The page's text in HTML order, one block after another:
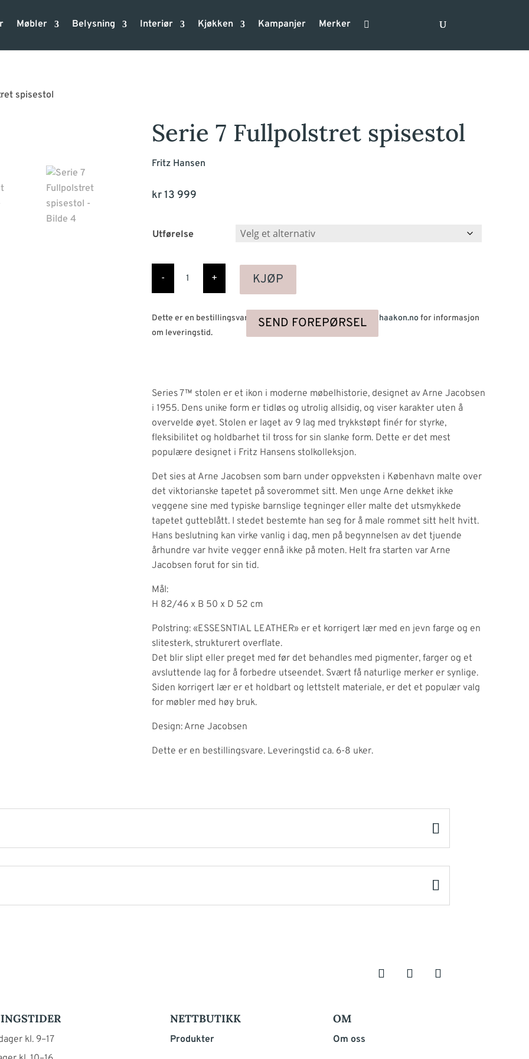
Møbler Belysning Interiør Kjøkken Kampanjer Merker
spisestol
Serie 7 Fullpolstret spisestol
Fritz Hansen
kr13 999
Utførelse
-
spisestol
+ KJØP
Dette er en bestillingsvare. Ta kontakt med oss påpost@hoshaakon.no for informasjon
om leveringstid.
SEND FOREPØRSEL
Series 7™ stolen er et ikon i moderne møbelhistorie, designet av Arne Jacobsen
i 1955. Dens unike form er tidløs og utrolig allsidig, og viser karakter uten å
overvelde øyet. Stolen er laget av 9 lag med trykkstøpt finér for styrke,
fleksibilitet og holdbarhet til tross for sin slanke form. Dette er det mest
populære designet i Fritz Hansens stolkolleksjon.
Det sies at Arne Jacobsen som barn under oppveksten i København malte over
det viktorianske tapetet på soverommet sitt. Men unge Arne dekket ikke
veggene sine med typiske barnslige tegninger eller malte det utsmykkede
tapetet gutteblått. I stedet bestemte han seg for å male rommet sitt helt hvitt.
Hans beslutning kan virke vanlig i dag, men på begynnelsen av det tjuende
århundre var hvite vegger ennå ikke på moten. Helt fra starten var Arne
Jacobsen forut for sin tid.
Mål:
H 82/46 x B 50 x D 52 cm
Polstring: «ESSESNTIAL LEATHER» er et korrigert lær med en jevn farge og en
slitesterk, strukturert overflate.
Det blir slipt eller preget med før det behandles med pigmenter, farger og et
avsluttende lag for å forbedre utseendet. Svært få naturlige merker er synlige.
Siden korrigert lær er et holdbart og lettstelt materiale, er det et populær valg
for møbler med høy bruk.
Design: Arne Jacobsen
Dette er en bestillingsvare. Leveringstid ca. 6-8 uker.
kl. 9–17
NETTBUTIKK
Produkter
OM
Om oss